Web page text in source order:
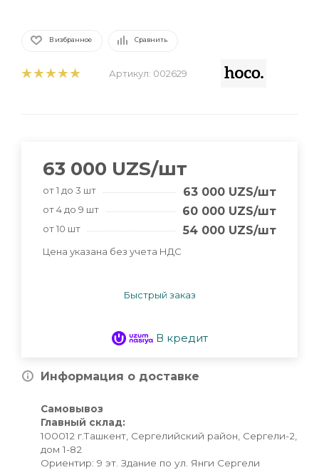
В избранное Сравнить
Артикул: 002629
63 000 UZS/шт
от 1 до 3 шт 63 000 UZS/шт
от 4 до 9 шт 60 000 UZS/шт
от 10 шт 54 000 UZS/шт
Цена указана без учета НДС
Быстрый заказ
В кредит
Информация о доставке
Самовывоз
Главный склад:
100012 г.Ташкент, Сергелийский район, Сергели-2,
дом 1-82
Ориентир: 9 эт. Здание по ул. Янги Сергели